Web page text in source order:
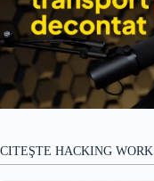
CITEŞTE HACKING WORK